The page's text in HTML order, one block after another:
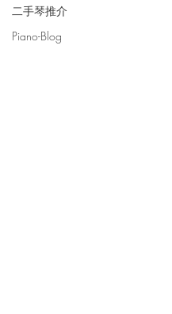
二手琴推介
Piano-Blog